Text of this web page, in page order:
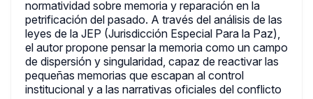
normatividad sobre memoria y reparación en la
petrificación del pasado. A través del análisis de las
leyes de la JEP (Jurisdicción Especial Para la Paz),
el autor propone pensar la memoria como un campo
de dispersión y singularidad, capaz de reactivar las
pequeñas memorias que escapan al control
institucional y a las narrativas oficiales del conflicto